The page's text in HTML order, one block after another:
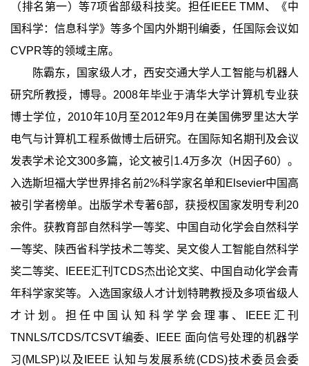
（排名第一）等7项省部级科技奖。担任IEEE TMM、《中
国科学：信息科学》等多个国内外期刊编委，任国际会议如
CVPR等的领域主席。
陈霸东，国家级人才，西安交通大学人工智能与机器人
研究所教授，博导。2008年毕业于清华大学计算机专业获
博士学位，2010年10月至2012年9月在美国佛罗里达大学
电气与计算机工程系做博士后研究。在国际知名期刊及会议
发表学术论文300多篇，论文被引1.4万多次（H因子60）。
入选斯坦福大学世界排名前2%科学家名单和Elsevier中国高
被引学者榜单。出版学术专著6部，获授权国家发明专利20
余件。获教育部自然科学一等奖、中国自动化学会自然科学
一等奖、陕西省科学技术二等奖、吴文俊人工智能自然科学
奖二等奖、IEEE汇刊TCDS杰出论文奖、中国自动化学会青
年科学家奖等。入选国家级人才计划特聘教授及多项省级人
才计划。担任中国认知科学学会理事、IEEE汇刊
TNNLS/TCDS/TCSVT编委、IEEE 面向信号处理的机器学
习(MLSP)以及IEEE 认知与发展系统(CDS)技术委员会委